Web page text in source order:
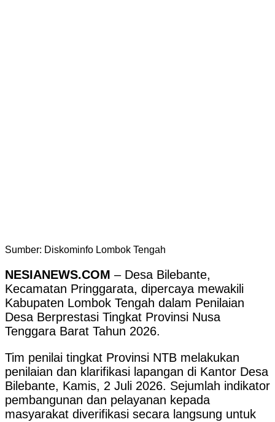
Sumber: Diskominfo Lombok Tengah
NESIANEWS.COM – Desa Bilebante,
Kecamatan Pringgarata, dipercaya mewakili
Kabupaten Lombok Tengah dalam Penilaian
Desa Berprestasi Tingkat Provinsi Nusa
Tenggara Barat Tahun 2026.
Tim penilai tingkat Provinsi NTB melakukan
penilaian dan klarifikasi lapangan di Kantor Desa
Bilebante, Kamis, 2 Juli 2026. Sejumlah indikator
pembangunan dan pelayanan kepada
masyarakat diverifikasi secara langsung untuk